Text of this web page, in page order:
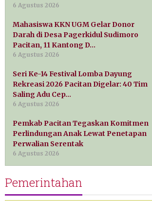
6 Agustus 2026
Mahasiswa KKN UGM Gelar Donor
Darah di Desa Pagerkidul Sudimoro
Pacitan, 11 Kantong D…
6 Agustus 2026
Seri Ke-14 Festival Lomba Dayung
Rekreasi 2026 Pacitan Digelar: 40 Tim
Saling Adu Cep…
6 Agustus 2026
Pemkab Pacitan Tegaskan Komitmen
Perlindungan Anak Lewat Penetapan
Perwalian Serentak
6 Agustus 2026
Pemerintahan